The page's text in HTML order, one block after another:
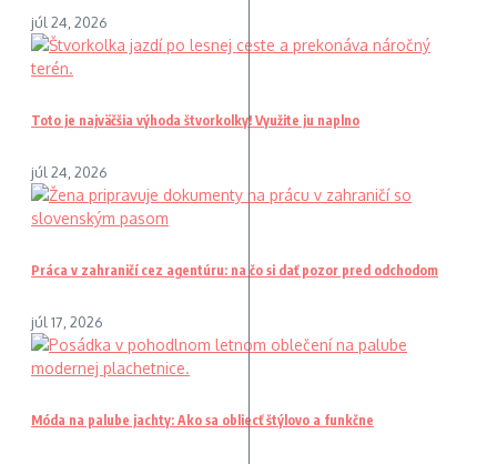
júl 24, 2026
Toto je najväčšia výhoda štvorkolky! Využite ju naplno
júl 24, 2026
Práca v zahraničí cez agentúru: na čo si dať pozor pred odchodom
júl 17, 2026
Móda na palube jachty: Ako sa obliecť štýlovo a funkčne